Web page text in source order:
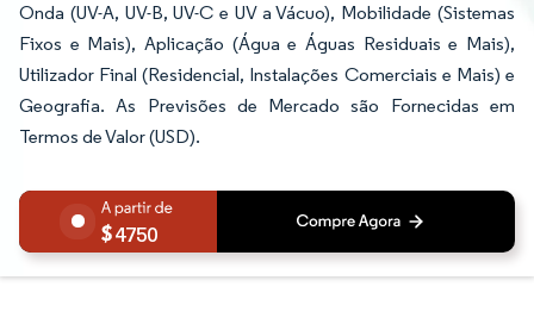
Onda (UV-A, UV-B, UV-C e UV a Vácuo), Mobilidade (Sistemas
Fixos e Mais), Aplicação (Água e Águas Residuais e Mais),
Utilizador Final (Residencial, Instalações Comerciais e Mais) e
Geografia. As Previsões de Mercado são Fornecidas em
Termos de Valor (USD).
4750